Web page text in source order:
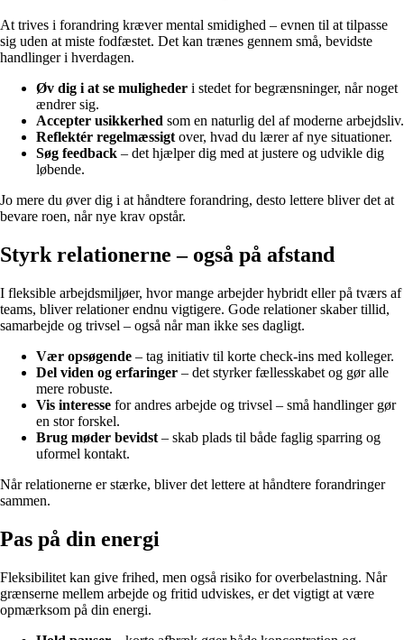
At trives i forandring kræver mental smidighed – evnen til at tilpasse
sig uden at miste fodfæstet. Det kan trænes gennem små, bevidste
handlinger i hverdagen.
Øv dig i at se muligheder i stedet for begrænsninger, når noget
ændrer sig.
Accepter usikkerhed som en naturlig del af moderne arbejdsliv.
Reflektér regelmæssigt over, hvad du lærer af nye situationer.
Søg feedback – det hjælper dig med at justere og udvikle dig
løbende.
Jo mere du øver dig i at håndtere forandring, desto lettere bliver det at
bevare roen, når nye krav opstår.
Styrk relationerne – også på afstand
I fleksible arbejdsmiljøer, hvor mange arbejder hybridt eller på tværs af
teams, bliver relationer endnu vigtigere. Gode relationer skaber tillid,
samarbejde og trivsel – også når man ikke ses dagligt.
Vær opsøgende – tag initiativ til korte check-ins med kolleger.
Del viden og erfaringer – det styrker fællesskabet og gør alle
mere robuste.
Vis interesse for andres arbejde og trivsel – små handlinger gør
en stor forskel.
Brug møder bevidst – skab plads til både faglig sparring og
uformel kontakt.
Når relationerne er stærke, bliver det lettere at håndtere forandringer
sammen.
Pas på din energi
Fleksibilitet kan give frihed, men også risiko for overbelastning. Når
grænserne mellem arbejde og fritid udviskes, er det vigtigt at være
opmærksom på din energi.